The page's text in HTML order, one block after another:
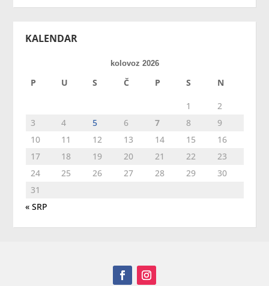
KALENDAR
kolovoz 2026
P U S Č P S N
1
2
3
4 5 6 7 8
9
10
11 12 13 14 15
16
17
18 19 20 21 22
23
24
25 26 27 28 29
30
31
« SRP